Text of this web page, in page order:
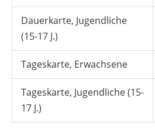
Dauerkarte, Jugendliche
(15-17 J.)
Tageskarte, Erwachsene
Tageskarte, Jugendliche (15-
17 J.)